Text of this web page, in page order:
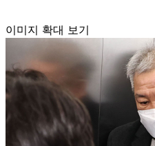
이미지 확대 보기